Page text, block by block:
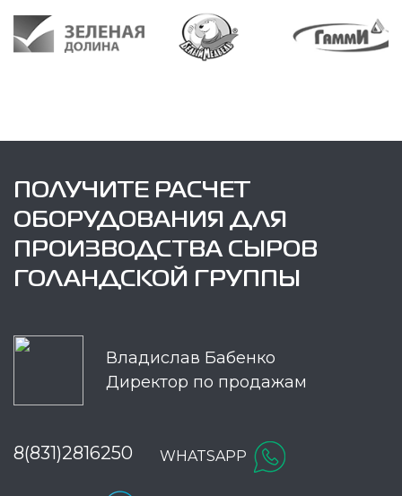
ПОЛУЧИТЕ РАСЧЕТ
ОБОРУДОВАНИЯ ДЛЯ
ПРОИЗВОДСТВА СЫРОВ
ГОЛАНДСКОЙ ГРУППЫ
Владислав Бабенко
Директор по продажам
8(831)2816250 WHATSAPP